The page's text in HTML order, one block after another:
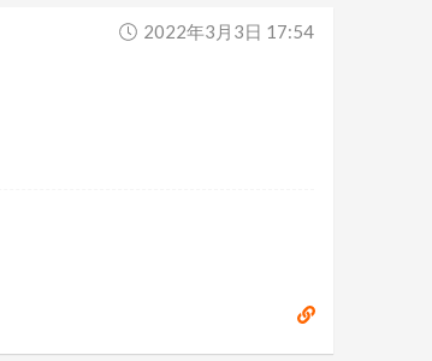
2022年3月3日 17:54